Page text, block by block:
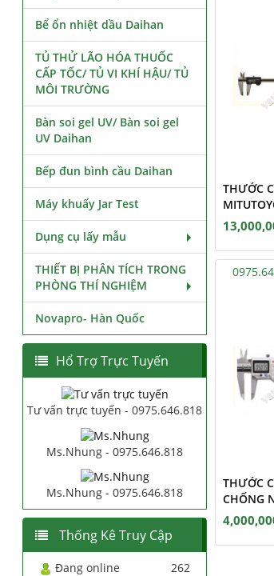
THƯỚC
THƯỚC
CHỐNG
Bể ổn nhiệt dầu Daihan
TỦ THỬ LÃO HÓA THUỐC
CẤP TỐC/ TỦ VI KHÍ HẬU/ TỦ
MÔI TRƯỜNG
Bàn soi gel UV/ Bàn soi gel
UV Daihan
Bếp đun bình cầu Daihan
Máy khuấy Jar Test
Dụng cụ lấy mẫu
THIẾT BỊ PHÂN TÍCH TRONG
PHÒNG THÍ NGHIỆM
Novapro- Hàn Quốc
Hổ Trợ Trực Tuyến
Tư vấn trực tuyến - 0975.646.818
Ms.Nhung - 0975.646.818
Ms.Nhung - 0975.646.818
Thống Kê Truy Cập
Đang online 262